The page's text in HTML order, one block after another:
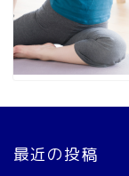
最近の投稿